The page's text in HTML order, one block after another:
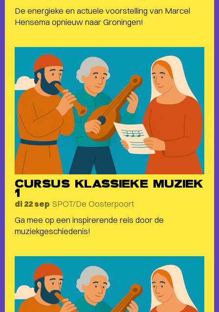
De energieke en actuele voorstelling van Marcel
Hensema opnieuw naar Groningen!
CURSUS KLASSIEKE MUZIEK
1
di 22 sep SPOT/De Oosterpoort
Ga mee op een inspirerende reis door de
muziekgeschiedenis!